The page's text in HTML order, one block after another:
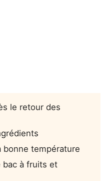
le retour des
bonne température
bac à fruits et